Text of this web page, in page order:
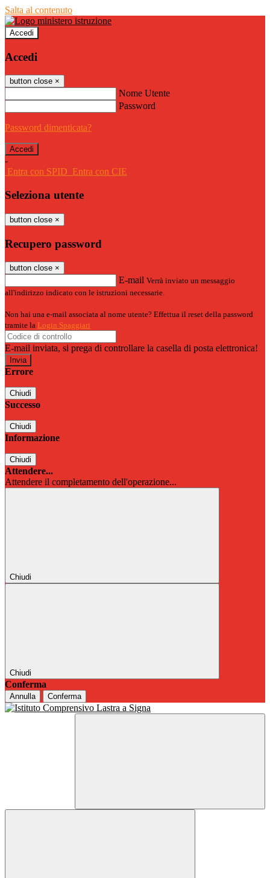
Salta al contenuto
Accedi
Accedi
button close ×
Nome Utente
Password
Password dimenticata?
-
Entra con SPID Entra con CIE
Seleziona utente
button close ×
Recupero password
button close ×
E-mail Verrà inviato un messaggio
all'indirizzo indicato con le istruzioni necessarie.
Non hai una e-mail associata al nome utente? Effettua il reset della password
tramite la Login Spaggiari
E-mail inviata, si prega di controllare la casella di posta elettronica!
Errore
Chiudi
Successo
Chiudi
Informazione
Chiudi
Attendere...
Attendere il completamento dell'operazione...
Chiudi
Chiudi
Conferma
Annulla Conferma